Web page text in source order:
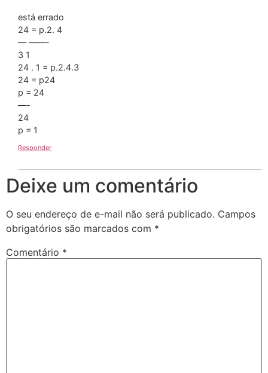
está errado
24 = p.2. 4
— ——-
3 1
24 . 1 = p.2.4.3
24 = p24
p = 24
—-
24
p = 1
Responder
Deixe um comentário
O seu endereço de e-mail não será publicado. Campos
obrigatórios são marcados com *
Comentário *